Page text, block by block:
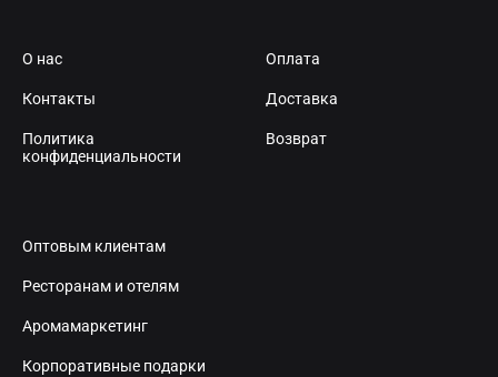
О нас
Контакты
Политика
конфиденциальности
Оплата
Доставка
Возврат
Оптовым клиентам
Ресторанам и отелям
Аромамаркетинг
Корпоративные подарки